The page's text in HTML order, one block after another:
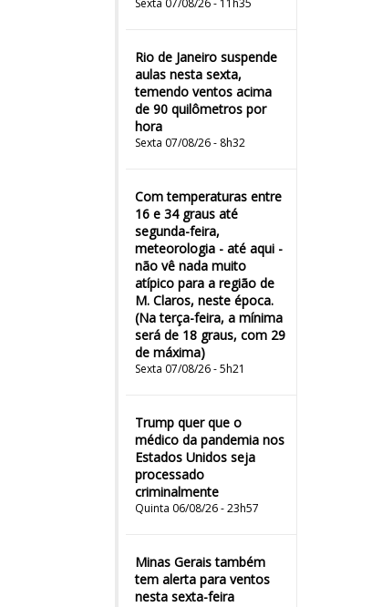
Sexta 07/08/26 - 11h35
Rio de Janeiro suspende
aulas nesta sexta,
temendo ventos acima
de 90 quilômetros por
hora
Sexta 07/08/26 - 8h32
Com temperaturas entre
16 e 34 graus até
segunda-feira,
meteorologia - até aqui -
não vê nada muito
atípico para a região de
M. Claros, neste época.
(Na terça-feira, a mínima
será de 18 graus, com 29
de máxima)
Sexta 07/08/26 - 5h21
Trump quer que o
médico da pandemia nos
Estados Unidos seja
processado
criminalmente
Quinta 06/08/26 - 23h57
Minas Gerais também
tem alerta para ventos
nesta sexta-feira